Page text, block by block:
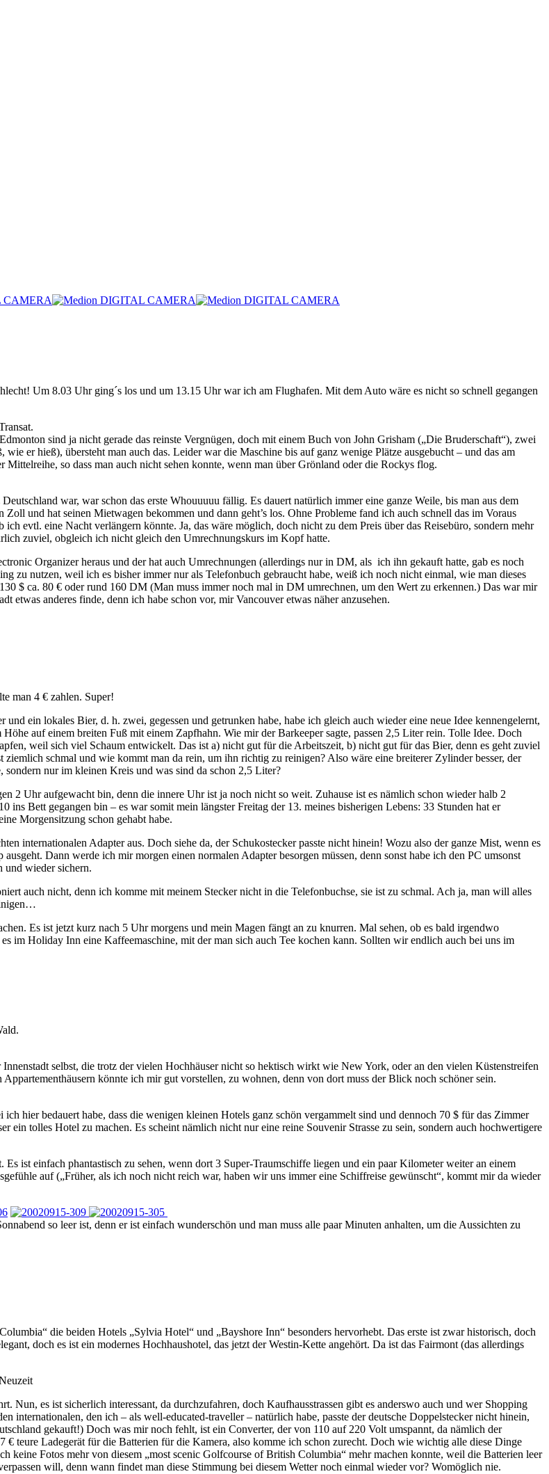
Um 8.03 Uhr ging´s los und um 13.15 Uhr war ich am Flughafen. Mit dem Auto wäre es nicht so schnell gegangen
sind ja nicht gerade das reinste Vergnügen, doch mit einem Buch von John Grisham („Die Bruderschaft“), zwei
er hieß), übersteht man auch das. Leider war die Maschine bis auf ganz wenige Plätze ausgebucht – und das am
so dass man auch nicht sehen konnte, wenn man über Grönland oder die Rockys flog.
war, war schon das erste Whouuuuu fällig. Es dauert natürlich immer eine ganze Weile, bis man aus dem
und hat seinen Mietwagen bekommen und dann geht’s los. Ohne Probleme fand ich auch schnell das im Voraus
evtl. eine Nacht verlängern könnte. Ja, das wäre möglich, doch nicht zu dem Preis über das Reisebüro, sondern mehr
zuviel, obgleich ich nicht gleich den Umrechnungskurs im Kopf hatte.
Organizer heraus und der hat auch Umrechnungen (allerdings nur in DM, als ich ihn gekauft hatte, gab es noch
zu nutzen, weil ich es bisher immer nur als Telefonbuch gebraucht habe, weiß ich noch nicht einmal, wie man dieses
$ ca. 80 € oder rund 160 DM (Man muss immer noch mal in DM umrechnen, um den Wert zu erkennen.) Das war mir
etwas anderes finde, denn ich habe schon vor, mir Vancouver etwas näher anzusehen.
man 4 € zahlen. Super!
ein lokales Bier, d. h. zwei, gegessen und getrunken habe, habe ich gleich auch wieder eine neue Idee kennengelernt,
auf einem breiten Fuß mit einem Zapfhahn. Wie mir der Barkeeper sagte, passen 2,5 Liter rein. Tolle Idee. Doch
weil sich viel Schaum entwickelt. Das ist a) nicht gut für die Arbeitszeit, b) nicht gut für das Bier, denn es geht zuviel
schmal und wie kommt man da rein, um ihn richtig zu reinigen? Also wäre eine breiterer Zylinder besser, der
nur im kleinen Kreis und was sind da schon 2,5 Liter?
2 Uhr aufgewacht bin, denn die innere Uhr ist ja noch nicht so weit. Zuhause ist es nämlich schon wieder halb 2
Bett gegangen bin – es war somit mein längster Freitag der 13. meines bisherigen Lebens: 33 Stunden hat er
Morgensitzung schon gehabt habe.
internationalen Adapter aus. Doch siehe da, der Schukostecker passte nicht hinein! Wozu also der ganze Mist, wenn es
Dann werde ich mir morgen einen normalen Adapter besorgen müssen, denn sonst habe ich den PC umsonst
und wieder sichern.
auch nicht, denn ich komme mit meinem Stecker nicht in die Telefonbuchse, sie ist zu schmal. Ach ja, man will alles
Es ist jetzt kurz nach 5 Uhr morgens und mein Magen fängt an zu knurren. Mal sehen, ob es bald irgendwo
im Holiday Inn eine Kaffeemaschine, mit der man sich auch Tee kochen kann. Sollten wir endlich auch bei uns im
selbst, die trotz der vielen Hochhäuser nicht so hektisch wirkt wie New York, oder an den vielen Küstenstreifen
könnte ich mir gut vorstellen, zu wohnen, denn von dort muss der Blick noch schöner sein.
hier bedauert habe, dass die wenigen kleinen Hotels ganz schön vergammelt sind und dennoch 70 $ für das Zimmer
ein tolles Hotel zu machen. Es scheint nämlich nicht nur eine reine Souvenir Strasse zu sein, sondern auch hochwertigere
ist einfach phantastisch zu sehen, wenn dort 3 Super-Traumschiffe liegen und ein paar Kilometer weiter an einem
auf („Früher, als ich noch nicht reich war, haben wir uns immer eine Schiffreise gewünscht“, kommt mir da wieder
so leer ist, denn er ist einfach wunderschön und man muss alle paar Minuten anhalten, um die Aussichten zu
die beiden Hotels „Sylvia Hotel“ und „Bayshore Inn“ besonders hervorhebt. Das erste ist zwar historisch, doch
doch es ist ein modernes Hochhaushotel, das jetzt der Westin-Kette angehört. Da ist das Fairmont (das allerdings
Nun, es ist sicherlich interessant, da durchzufahren, doch Kaufhausstrassen gibt es anderswo auch und wer Shopping
internationalen, den ich – als well-educated-traveller – natürlich habe, passte der deutsche Doppelstecker nicht hinein,
gekauft!) Doch was mir noch fehlt, ist ein Converter, der von 110 auf 220 Volt umspannt, da nämlich der
teure Ladegerät für die Batterien für die Kamera, also komme ich schon zurecht. Doch wie wichtig alle diese Dinge
keine Fotos mehr von diesem „most scenic Golfcourse of British Columbia“ mehr machen konnte, weil die Batterien leer
will, denn wann findet man diese Stimmung bei diesem Wetter noch einmal wieder vor? Womöglich nie.